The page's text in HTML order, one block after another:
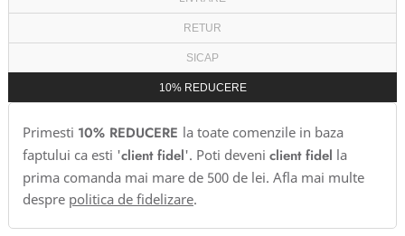
RETUR
SICAP
10% REDUCERE
Primesti 10% REDUCERE la toate comenzile in baza
faptului ca esti 'client fidel'. Poti deveni client fidel la
prima comanda mai mare de 500 de lei. Afla mai multe
despre politica de fidelizare.